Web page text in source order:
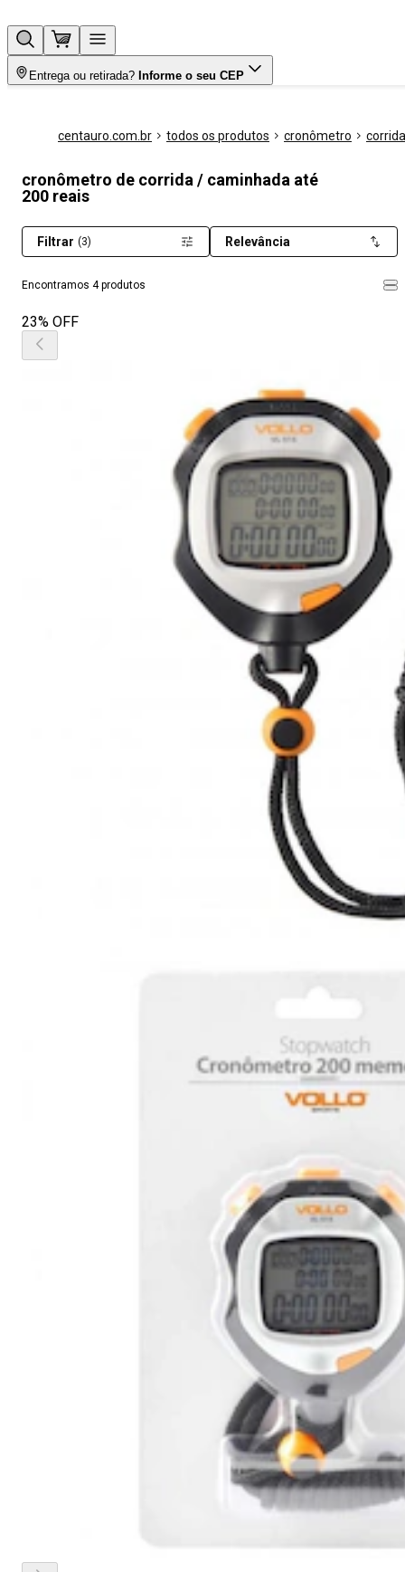
Entrega ou retirada? Informe o seu CEP
centauro.com.br todos os produtos cronômetro
cronômetro de corrida / caminhada até
200 reais
Encontramos 4 produtos
Filtrar (3) Relevância
23% OFF